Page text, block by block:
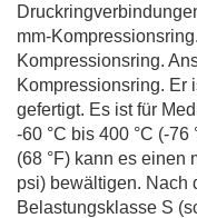
mm-
Kompressionsring.
Kompressionsring. Er
gefertigt. Es ist für
-60 °C bis 400 °C (-76
(68 °F) kann es einen
psi) bewältigen. Nach
Belastungsklasse S